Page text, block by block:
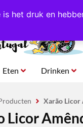
het druk en
sterren beoordeeld!
Eten Drinken
Xarão Licor
Licor